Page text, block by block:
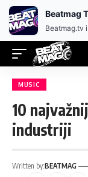
MUSIC
10
industriji
Written by:BEATMAG
Beatmag